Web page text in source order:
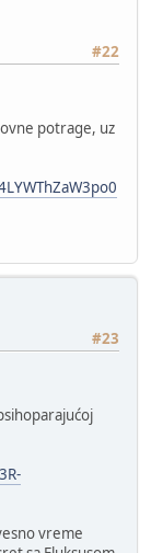
#22
potrage, uz
#23
vreme